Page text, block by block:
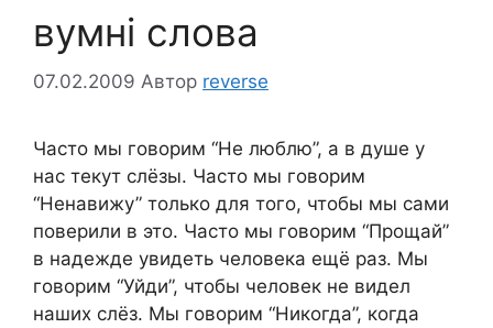
вумні слова
07.02.2009 Автор reverse
Часто мы говорим “Не люблю”, а в душе у
нас текут слёзы. Часто мы говорим
“Ненавижу” только для того, чтобы мы сами
поверили в это. Часто мы говорим “Прощай”
в надежде увидеть человека ещё раз. Мы
говорим “Уйди”, чтобы человек не видел
наших слёз. Мы говорим “Никогда”, когда